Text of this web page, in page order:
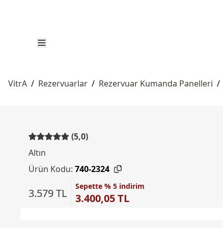
VitrA / Rezervuarlar / Rezervuar Kumanda Panelleri /
(5,0)
Altın
Ürün Kodu: 740-2324
3.579 TL
Sepette % 5 indirim
3.400,05 TL